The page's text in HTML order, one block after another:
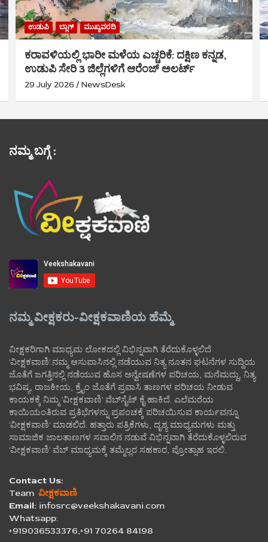
ಉಡುಪಿ ಬ್ಲಾಗ್ ಮುಖ್ಯವರದಿ
ಕರಾವಳಿಯಲ್ಲಿ ಭಾರೀ ಮಳೆಯ ಎಚ್ಚರಿಕೆ: ದಕ್ಷಿಣ ಕನ್ನಡ,
ಉಡುಪಿ ಸೇರಿ 3 ಜಿಲ್ಲೆಗಳಿಗೆ ಆರೆಂಜ್ ಅಲರ್ಟ್
29 July 2026 NewsDesk
ನಮ್ಮ ಬಗ್ಗೆ :
ನಮ್ಮ ವೀಕ್ಷಕರು-ವೀಕ್ಷಕವಾಣಿಯ ಹೆಮ್ಮೆ
ವೀಕ್ಷಕರಿಗಾಗಿ ಮಾಧ್ಯಮ ಲೋಕದಲ್ಲಿ ವಿಭಿನ್ನವಾಗಿ ತೆರೆದುಕೊಳ್ಳಲಿದೆ
'ವೀಕ್ಷಕವಾಣಿ'.ನಮ್ಮ ಆಸುಪಾಸಿನಲ್ಲಿ ನಡೆಯುವ ನಿತ್ಯ ನೂತನ ಘಟನೆಗಳ ಸುದ್ದಿಯ
ಜೊತೆಗೆ ಜಗತ್ತಿನಲ್ಲಿ ನಡೆಯುವ ಹೊಸ ಅನ್ವೇಷಣೆಗಳ ಪರಿಚಯ, ಮನೆಮದ್ದು, ನಿತ್ಯ
ಭವಿಷ್ಯ, ರಾಜಕೀಯ, ಕ್ರೈಂ ಜೊತೆಗೆ ಪ್ರವಾಸಿ ತಾಣಗಳ ಪರಿಚಯ ನೀಡುವ
ಕಾಯಕಕ್ಕೆ ನಿಮ್ಮ 'ವೀಕ್ಷಕವಾಣಿ' ವೆಬ್‌ಸೈಟ್‌ ಕೈ ಹಾಕಿದೆ. ಎಲೆಮರೆಯ
ಕಾಯಿಯಂತಿರುವ ಪ್ರತಿಭೆಗಳನ್ನು ಪ್ರಪಂಚಕ್ಕೆ ಪರಿಚಯಿಸುವ ಕಾರ್ಯವನ್ನೂ
'ವೀಕ್ಷಕವಾಣಿ' ಮಾಡಲಿದೆ. ಹತ್ತಾರು ಪತ್ರಿಕೆಗಳು, ದೃಶ್ಯ ಮಾಧ್ಯಮಗಳು ಮತ್ತು
ಸಾಮಾಜಿಕ ಜಾಲತಾಣಗಳ ಸವಾಲಿನ ನಡುವೆ ವಿಭಿನ್ನವಾಗಿ ತೆರೆದುಕೊಳ್ಳಲಿರುವ
'ವೀಕ್ಷಕವಾಣಿ' ವೆಬ್ ಮಾಧ್ಯಮಕ್ಕೆ ತಮ್ಮೆಲ್ಲರ ಸಹಕಾರ, ಪ್ರೋತ್ಸಾಹ ಇರಲಿ.
Contact Us:
Team ವೀಕ್ಷಕವಾಣಿ
Email: infosrc@veekshakavani.com
Whatsapp:
+919036533376,+91 70264 84198